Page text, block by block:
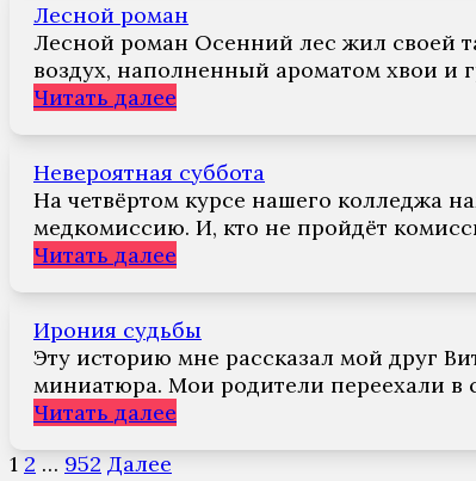
Лесной роман
Лесной роман Осенний лес жил своей
воздух, наполненный ароматом хвои и
Читать далее
Невероятная суббота
На четвёртом курсе нашего колледжа
медкомиссию. И, кто не пройдёт
Читать далее
Ирония судьбы
Эту историю мне рассказал мой друг
миниатюра. Мои родители переехали в
Читать далее
Пагинация
1 2 … 952 Далее